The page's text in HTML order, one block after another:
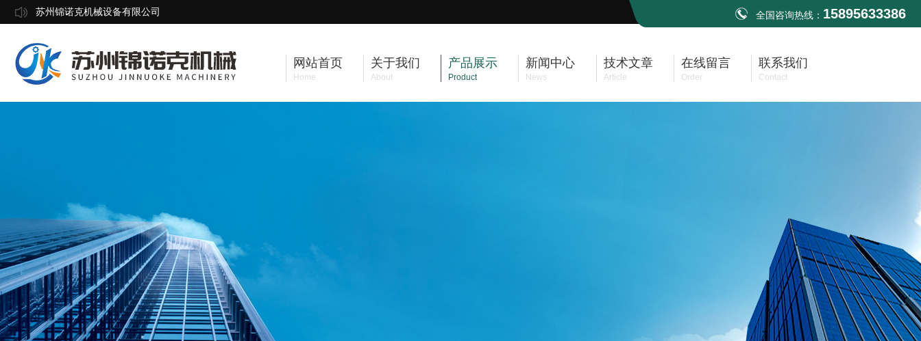
苏州锦诺克机械设备有限公司 全国咨询热线： 15895633386
网站首页
Home
关于我们
About
产品展示
Product
新闻中心
News
技术文章
Article
在线留言
Order
联系我们
Contact